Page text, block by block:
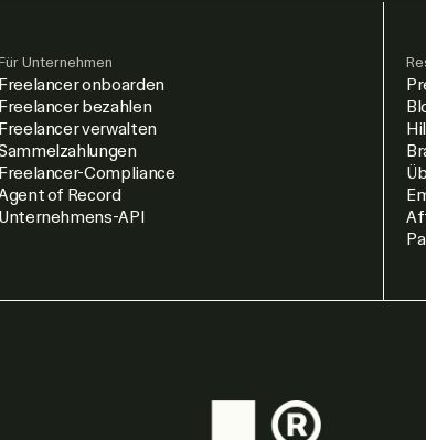
Unternehmen
Freelancer onboarden
Freelancer bezahlen
Freelancer verwalten
Freelancer-Compliance
of Record
Unternehmens-API